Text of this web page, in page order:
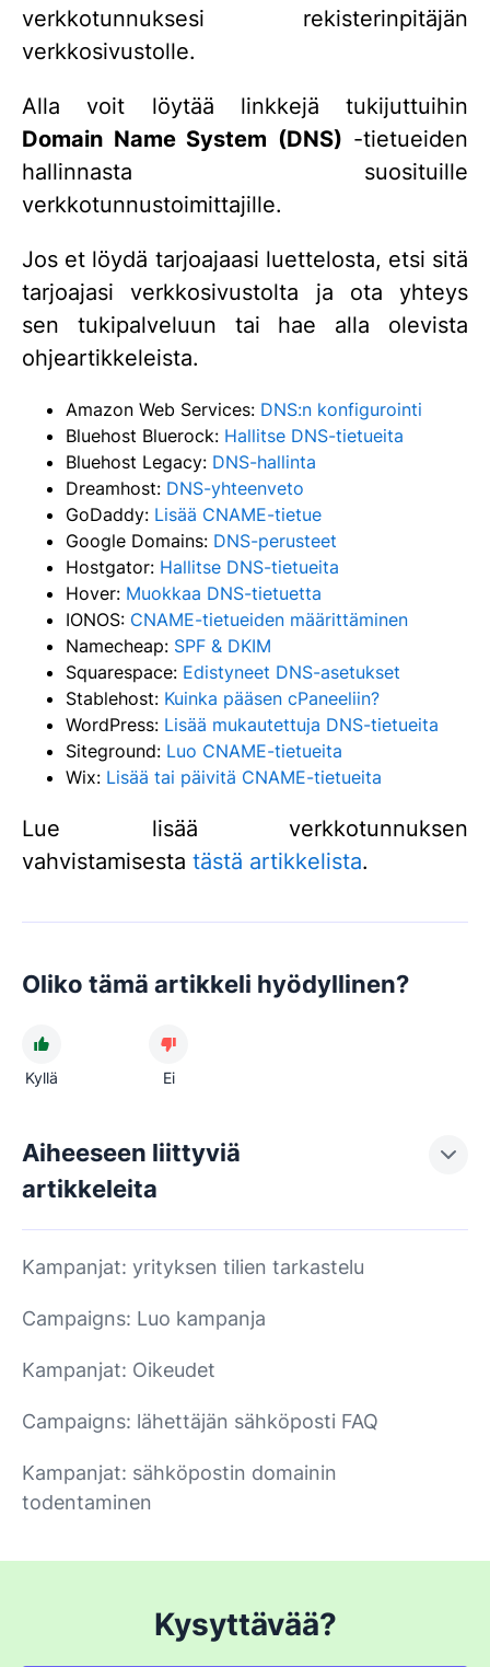
verkkotunnuksesi rekisterinpitäjän
verkkosivustolle.
Alla voit löytää linkkejä tukijuttuihin
Domain Name System (DNS) -tietueiden
hallinnasta suosituille
verkkotunnustoimittajille.
Jos et löydä tarjoajaasi luettelosta, etsi sitä
tarjoajasi verkkosivustolta ja ota yhteys
sen tukipalveluun tai hae alla olevista
ohjeartikkeleista.
Amazon Web Services: DNS:n konfigurointi
Bluehost Bluerock: Hallitse DNS-tietueita
Bluehost Legacy: DNS-hallinta
Dreamhost: DNS-yhteenveto
GoDaddy: Lisää CNAME-tietue
Google Domains: DNS-perusteet
Hostgator: Hallitse DNS-tietueita
Hover: Muokkaa DNS-tietuetta
IONOS: CNAME-tietueiden määrittäminen
Namecheap: SPF & DKIM
Squarespace: Edistyneet DNS-asetukset
Stablehost: Kuinka pääsen cPaneeliin?
WordPress: Lisää mukautettuja DNS-tietueita
Siteground: Luo CNAME-tietueita
Wix: Lisää tai päivitä CNAME-tietueita
Lue lisää verkkotunnuksen
vahvistamisesta tästä artikkelista.
Oliko tämä artikkeli hyödyllinen?
Kyllä Ei
Aiheeseen liittyviä
artikkeleita
Kampanjat: yrityksen tilien tarkastelu
Campaigns: Luo kampanja
Kampanjat: Oikeudet
Campaigns: lähettäjän sähköposti FAQ
Kampanjat: sähköpostin domainin
todentaminen
Kysyttävää?